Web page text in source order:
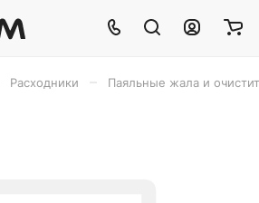
Расходники Паяльные жала и